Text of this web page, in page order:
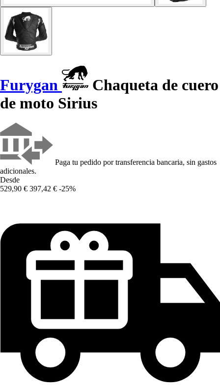
Furygan
Chaqueta de cuero
de moto Sirius
Paga tu pedido por transferencia bancaria, sin gastos
adicionales.
Desde
529,90 € 397,42 € -25%